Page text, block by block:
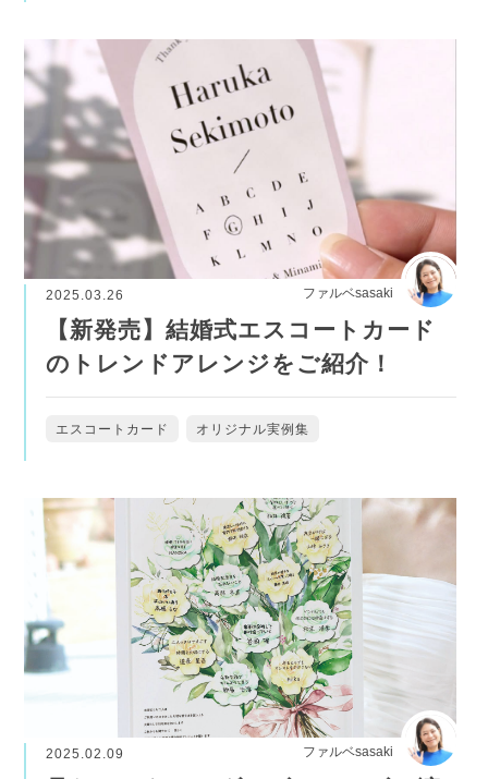
ファルベsasaki
2025.03.26
【新発売】結婚式エスコートカード
のトレンドアレンジをご紹介！
エスコートカード オリジナル実例集
ファルベsasaki
2025.02.09